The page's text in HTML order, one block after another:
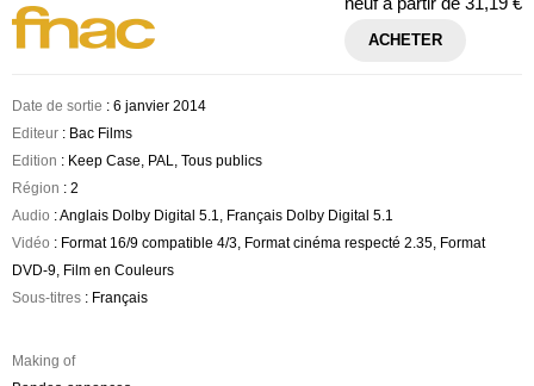
ACHETER
Date de sortie : 6 janvier 2014
Editeur : Bac Films
Edition : Keep Case, PAL, Tous publics
Région : 2
Audio : Anglais Dolby Digital 5.1, Français Dolby Digital 5.1
Vidéo : Format 16/9 compatible 4/3, Format cinéma respecté 2.35, Format
DVD-9, Film en Couleurs
Sous-titres : Français
Making of